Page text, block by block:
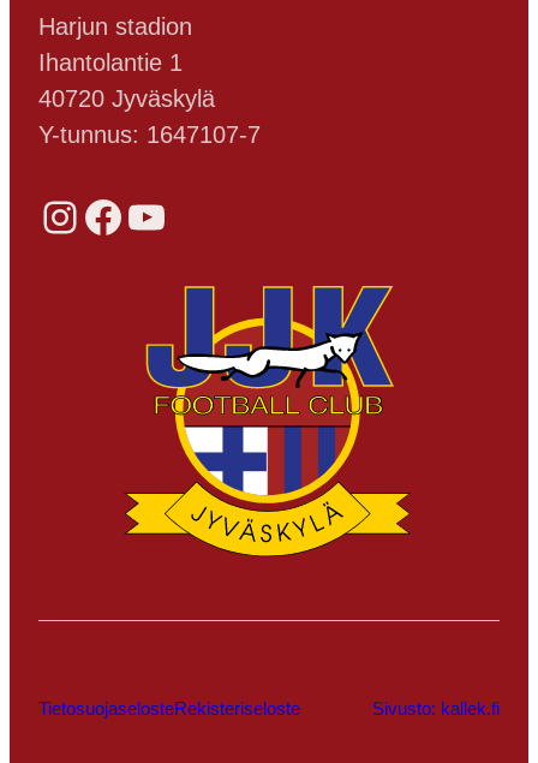
Harjun stadion
Ihantolantie 1
40720 Jyväskylä
Y-tunnus: 1647107-7
Instagram Facebook YouTube
TietosuojaselosteRekisteriseloste Sivusto: kallek.fi